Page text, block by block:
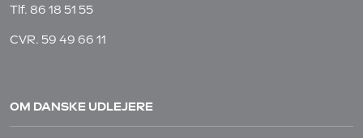
Tlf. 86 18 51 55
CVR. 59 49 66 11
OM DANSKE UDLEJERE